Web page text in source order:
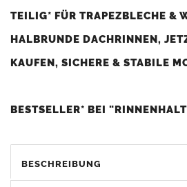
TEILIG* FÜR TRAPEZBLECHE &
HALBRUNDE DACHRINNEN,
KAUFEN, SICHERE & STABILE
BESTSELLER* BEI
KUNDENZUFRIEDENHEIT UND
BESCHREIBUNG